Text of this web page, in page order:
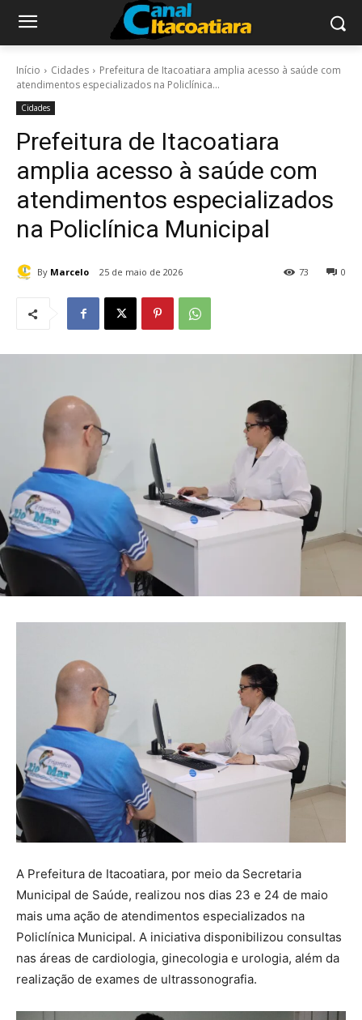
Início Cidades
Prefeitura de Itacoatiara amplia acesso à saúde com
atendimentos especializados na Policlínica...
Cidades
Prefeitura de Itacoatiara
amplia acesso à saúde com
atendimentos especializados
na Policlínica Municipal
By Marcelo 25 de maio de 2026 0
73
A Prefeitura de Itacoatiara, por meio da Secretaria
Municipal de Saúde, realizou nos dias 23 e 24 de maio
mais uma ação de atendimentos especializados na
Policlínica Municipal. A iniciativa disponibilizou consultas
nas áreas de cardiologia, ginecologia e urologia, além da
realização de exames de ultrassonografia.